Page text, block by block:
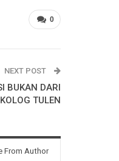
0
NEXT POST
BUKAN DARI
TULEN
From Author